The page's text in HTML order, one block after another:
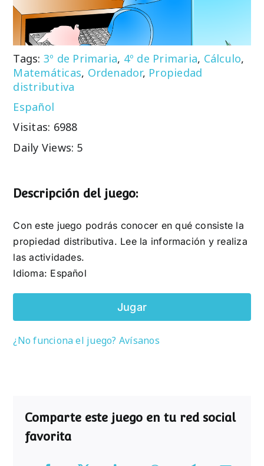
Tags: 3º de Primaria, 4º de Primaria, Cálculo,
Matemáticas, Ordenador, Propiedad
distributiva
Español
Visitas: 6988
Daily Views: 5
Descripción del juego:
Con este juego podrás conocer en qué consiste la
propiedad distributiva. Lee la información y realiza
las actividades.
Idioma: Español
Jugar
¿No funciona el juego? Avísanos
Comparte este juego en tu red social
favorita